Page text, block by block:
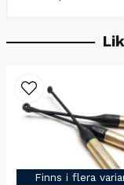
Finns i flera